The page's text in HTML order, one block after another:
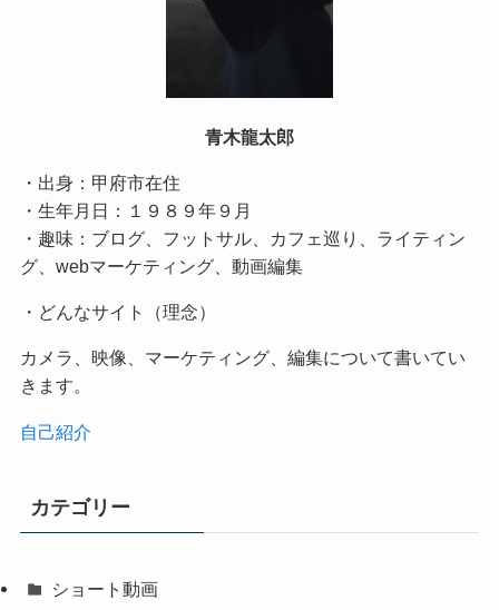
青木龍太郎
・出身：甲府市在住
・生年月日：１９８９年９月
・趣味：ブログ、フットサル、カフェ巡り、ライティン
グ、webマーケティング、動画編集
・どんなサイト（理念）
カメラ、映像、マーケティング、編集について書いてい
きます。
自己紹介
カテゴリー
ショート動画